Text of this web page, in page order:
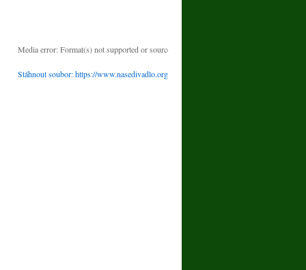
Media error: Format(s) not supported or source(s) not found
Stáhnout soubor: https://www.nasedivadlo.org/wp-content/uploads/2026/07/ODPAD-